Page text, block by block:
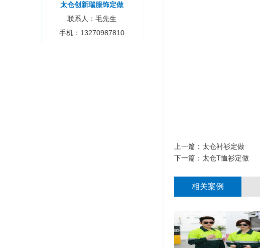
太仓创新瑞服饰定做
联系人：毛先生
手机：13270987810
上一篇： 太仓衬衫定做
下一篇： 太仓T恤衫定做
相关案例